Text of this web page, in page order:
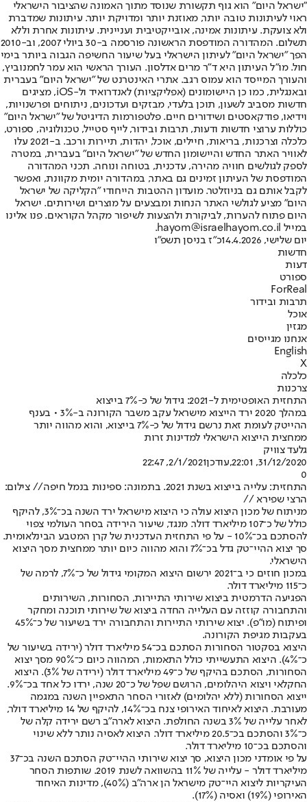
"ישראל היום" הוא גוף תקשורת שנוסד מתוך האמונה שהציבור הישראלי
ראוי לעיתונות טובה יותר, מאוזנת יותר ומדויקת יותר. עיתונות שמדברת
ולא צועקת. עיתונות אמינה, אובייקטיבית ועניינית. עיתונות אחרת וללא
תשלום. המהדורה המודפסת הראשונה פורסמה ב-30 ביולי 2007, וב-2010
הפך "ישראל היום" לעיתון הישראלי בעל שיעור החשיפה הגבוה ביותר בימי
חול. מו"ל העיתון היא ד"ר מרים אדלסון. העורך הראשי הוא עמר לחמנוביץ,
והעורך המייסד הוא עמוס רגב. אתרי האינטרנט של "ישראל היום" בעברית
ובאנגלית, כמו כן היישומונים (אפליקציות) לאנדרואיד ול-iOS, מציגים
חדשות מסביב לשעון, תוכן בלעדי, מבזקים ועדכונים, ניתוחים ופרשנויות,
וידיאו, פודקאסטים ושידורים חיים. פלטפורמות הדיגיטל של "ישראל היום"
כוללות ערוצי חדשות ודעות, תרבות ובידור, לייף סטייל, טכנולוגיה, ספורט,
כלכלה וצרכנות, בריאות, חיילים, אוכל, יהדות, תיירות ורכב. ב-2021 עלו
לאוויר האתר החדש והיישומון החדש של "ישראל היום" בעברית, במטרה
לספק לגולשים חוויה מהירה, עדכנית, בטוחה ונוחה. תכני המהדורה
המודפסת של העיתון זמינים גם באתר, במהדורה יומית מקוונת, ואפשר
לקבל אותם גם בניוזלטר. מועדון ההטבות הייחודי "הקליקה של ישראל
היום" מציע לגולשי האתר הנחות ומבצעים על מוצרים ושירותים. ישראל
היום פתוח להערות, לביקורת ולהצעות לשיפור מקהל הקוראים. פנו אלינו
במייל hayom@israelhayom.co.il.
יום שלישי, 14.4.2026
כ"ז בניסן תשפ"ו
חדשות
דעות
ספורט
ForReal
תרבות ובידור
אוכל
מגזין
אנחנו מגייסים
English
X
כלכלה
צרכנות
התחזית האופטימית ל-2021: גידול של כ-7% בייצוא
במהלך 2020 ירד הייצוא מישראל עקב משבר הקורונה ב-3% • בענף
ההייטק לעומת זאת נרשם גידול של כ-7% בייצוא, והוא מהווה יותר
ממחצית הייצוא הישראלי למדינות זרות
גלעד צוויק
31/12/2020, 22:01
,עודכן2/1/2021, 22:47
0
התחזית: עלייה בייצוא בשנת 2021. בתמונה: ספינות בנמל חיפה// צילום:
הרצי שפירא //
מניתוח של מכון היצוא עולה כי היצוא מישראל ירד השנה בכ־3%, להיקף
כולל של כ־107 מיליארד דולר. מנגד, שיעור הירידה בסחר העולמי צפוי
להסתכם בכ־10% - על פי התחזית העדכנית של קרן המטבע הבינלאומית.
סך יצוא ההיי־טק גדל בכ־7% והוא מהווה כיום יותר ממחצית מסך היצוא
הישראלי.
במכון חוזים כי ב־2021 ירשום היצוא המקומי גידול של כ־7%, לרמה של
כ־115 מיליארד דולר.
הפגיעה הדרמטית ביצוא שירותי התיירות, הסחורות, השירותים
והתחבורה קוזזה עם העלייה החדה ביצוא של שירותי תוכנה ומחקר
ופיתוח (מו"פ). יצוא שירותי התיירות והתחבורה ירד בשיעור של כ־45%
בעקבות מגיפת הקורונה.
היצוא בסקטור הסחורות הסתכם בכ־54 מיליארד דולר (ירידה בשיעור של
כ־4%). היצוא התעשייתי כולל התאמות, המהווה כיום כ־90% מסך יצוא
הסחורות, הסתכם בהיקף של כ־49 מיליארד דולר (ירידה של 3%). היצוא
החקלאי ויצוא היהלומים, הרושם שפל של כ־20 שנה, ירדו כל אחד בכ־9%.
ייצוא הסחורות (ללא יהלומים) לאזורי הסחר התאפיין השנה במגמה
מעורבת. היצוא לאיחוד האירופי צנח בכ־14%, להיקף של 14 מיליארד דולר,
לאחר עלייה של 3% בשנה החולפת. היצוא לארה"ב רשם ירידה קלה של
כ־3% והסתכם בכ־20.5 מיליארד דולר. היצוא לאסיה נותר ללא שינוי
והסתכם בכ־10 מיליארד דולר.
על פי אומדני מכון היצוא, סך יצוא שירותי ההיי־טק הסתכם השנה בכ־37
מיליארד דולר - עלייה של 11% בהשוואה לשנת 2019. שותפות הסחר
העיקריות ליצוא היי־טק מישראל הן ארה"ב (40%), מדינות האיחוד
האירופי (19%) ואסיה (17%).